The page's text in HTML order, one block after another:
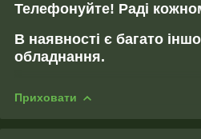
Телефонуйте! Раді
В наявності є багато
обладнання.
Приховати